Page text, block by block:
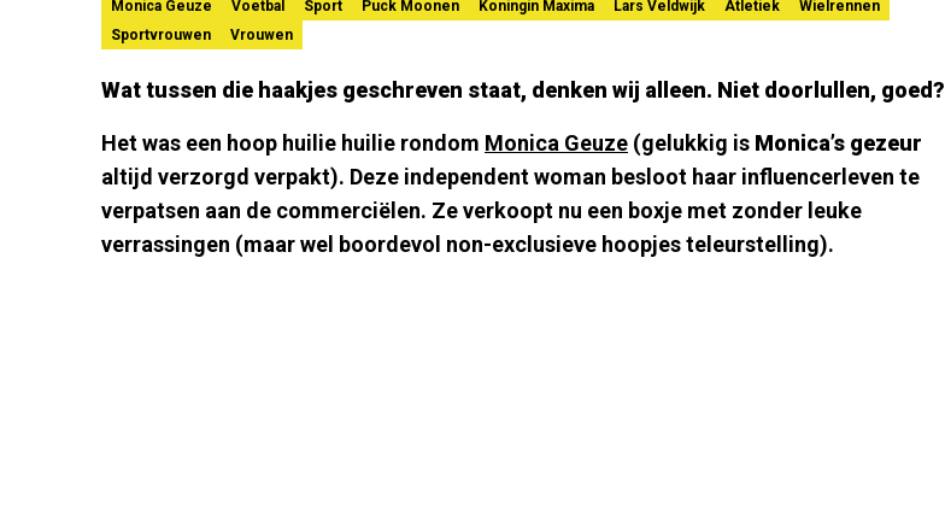
Monica Geuze Voetbal Sport Puck Moonen Koningin Maxima Lars Veldwijk Atletiek
Wielrennen
Sportvrouwen
Vrouwen
Wat tussen die haakjes geschreven staat, denken wij alleen. Niet doorlullen, goed?
Het was een hoop huilie huilie rondom Monica Geuze (gelukkig is Monica’s gezeur
altijd verzorgd verpakt). Deze independent woman besloot haar influencerleven te
verpatsen aan de commerciëlen. Ze verkoopt nu een boxje met zonder leuke
verrassingen (maar wel boordevol non-exclusieve hoopjes teleurstelling).